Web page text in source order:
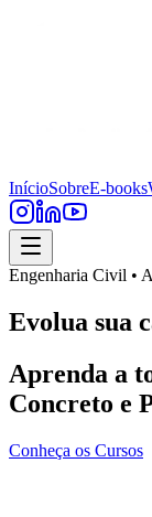
InícioSobreE-books
Engenharia Civil •
Evolua sua
Aprenda a
Concreto e
Conheça os Cursos